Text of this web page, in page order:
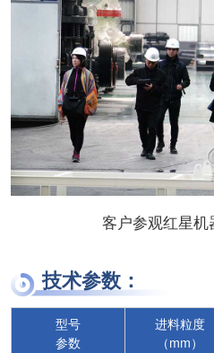
客户参观红星
技术参数：
型号
参数
进料粒度
（mm）